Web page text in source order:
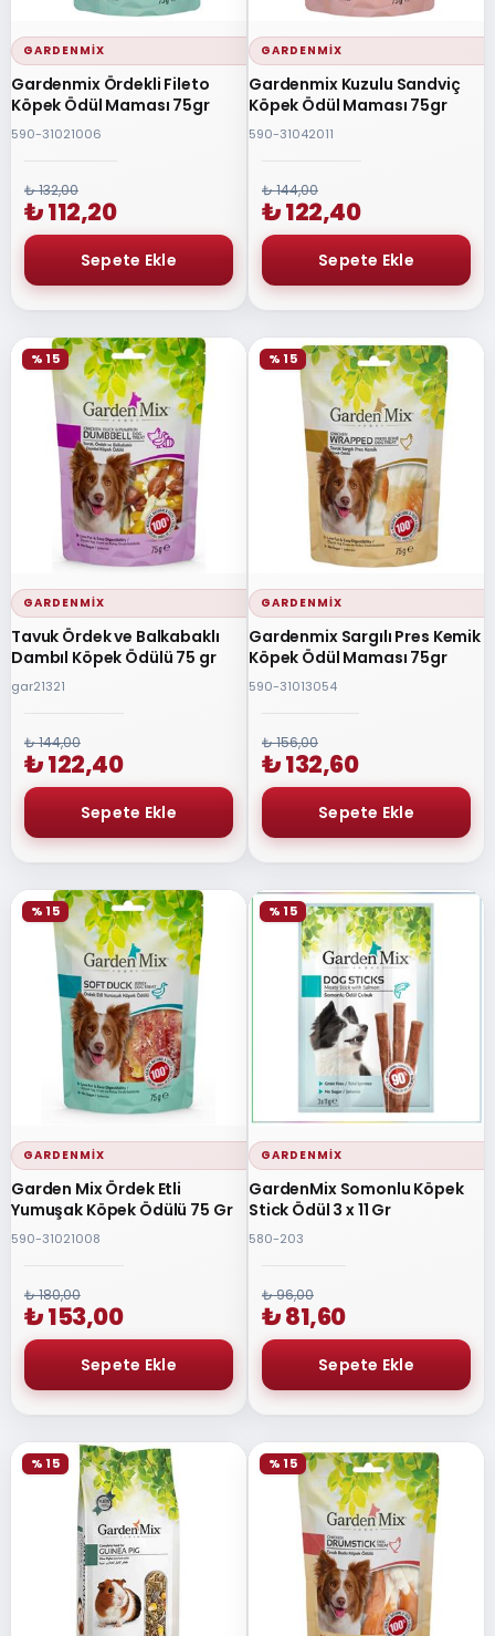
GARDENMIX
Gardenmix Ördekli Fileto
Köpek Ödül Maması 75gr
590-31021006
₺ 132,00
₺ 112,20
GARDENMIX
Gardenmix Kuzulu Sandviç
Köpek Ödül Maması 75gr
590-31042011
₺ 144,00
₺ 122,40
GARDENMIX
Tavuk Ördek ve Balkabaklı
Dambıl Köpek Ödülü 75 gr
gar21321
% 15
₺ 144,00
₺ 122,40
GARDENMIX
Gardenmix Sargılı Pres Kemik
Köpek Ödül Maması 75gr
590-31013054
% 15
₺ 156,00
₺ 132,60
GARDENMIX
Garden Mix Ördek Etli
Yumuşak Köpek Ödülü 75 Gr
590-31021008
% 15
₺ 180,00
₺ 153,00
GARDENMIX
GardenMix Somonlu Köpek
Stick Ödül 3 x 11 Gr
580-203
% 15
₺ 96,00
₺ 81,60
% 15 % 15